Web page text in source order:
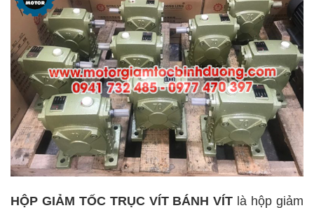
HỘP GIẢM TỐC TRỤC VÍT BÁNH VÍT là hộp giảm